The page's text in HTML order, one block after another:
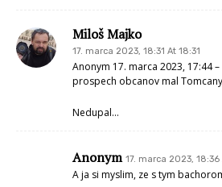
Miloš Majko
17. marca 2023, 18:31 At 18:31
Anonym 17. marca 2023, 17:44
prospech obcanov mal
Nedupal…
Anonym 17. marca 2023, 18:36
A ja si myslim, ze s tym